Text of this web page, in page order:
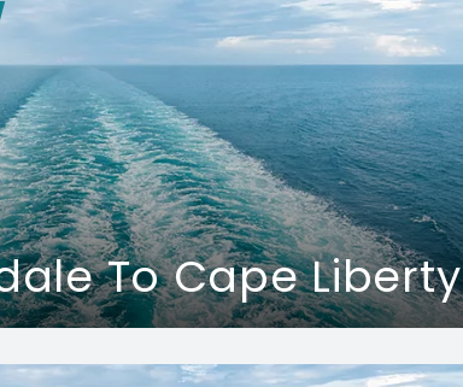
To Cape Liberty